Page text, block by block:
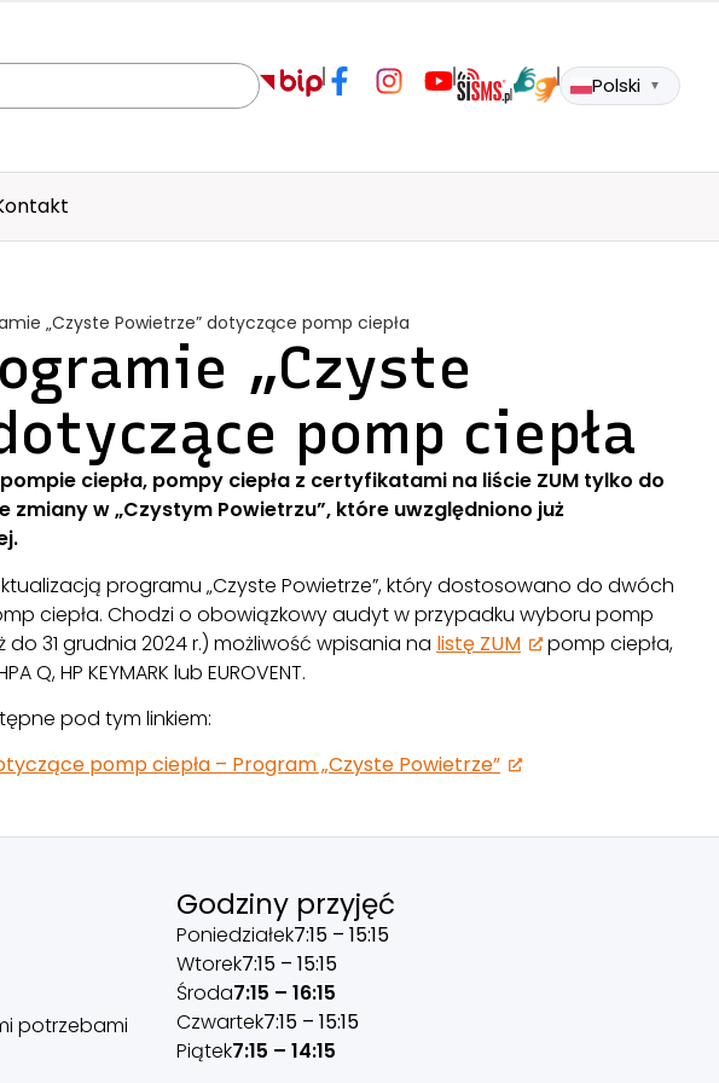
Polski ▼
„Czyste Powietrze” dotyczące pomp ciepła
„Czyste
pomp ciepła
ciepła, pompy ciepła z certyfikatami na liście ZUM tylko do
zmiany w „Czystym Powietrzu”, które uwzględniono już
programu „Czyste Powietrze”, który dostosowano do dwóch
ciepła. Chodzi o obowiązkowy audyt w przypadku wyboru pomp
31 grudnia 2024 r.) możliwość wpisania na listę ZUM
pomp ciepła,
HP KEYMARK lub EUROVENT.
pod tym linkiem:
pomp ciepła – Program „Czyste Powietrze”
potrzebami
Godziny przyjęć
Poniedziałek7:15 – 15:15
Wtorek7:15 – 15:15
Środa7:15 – 16:15
Czwartek7:15 – 15:15
Piątek7:15 – 14:15